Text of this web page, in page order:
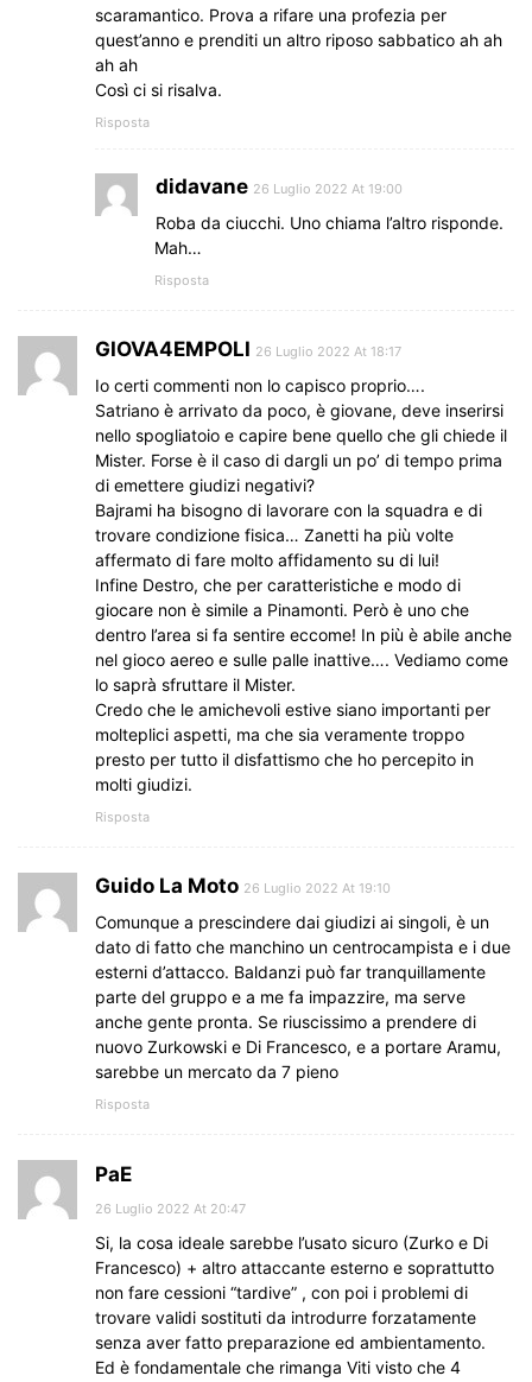
scaramantico. Prova a rifare una profezia per
quest’anno e prenditi un altro riposo sabbatico ah ah
ah ah
Così ci si risalva.
Risposta
didavane 26 Luglio 2022 At 19:00
Roba da ciucchi. Uno chiama l’altro risponde.
Mah…
Risposta
GIOVA4EMPOLI 26 Luglio 2022 At 18:17
Io certi commenti non lo capisco proprio….
Satriano è arrivato da poco, è giovane, deve inserirsi
nello spogliatoio e capire bene quello che gli chiede il
Mister. Forse è il caso di dargli un po’ di tempo prima
di emettere giudizi negativi?
Bajrami ha bisogno di lavorare con la squadra e di
trovare condizione fisica… Zanetti ha più volte
affermato di fare molto affidamento su di lui!
Infine Destro, che per caratteristiche e modo di
giocare non è simile a Pinamonti. Però è uno che
dentro l’area si fa sentire eccome! In più è abile anche
nel gioco aereo e sulle palle inattive…. Vediamo come
lo saprà sfruttare il Mister.
Credo che le amichevoli estive siano importanti per
molteplici aspetti, ma che sia veramente troppo
presto per tutto il disfattismo che ho percepito in
molti giudizi.
Risposta
Guido La Moto 26 Luglio 2022 At 19:10
Comunque a prescindere dai giudizi ai singoli, è un
dato di fatto che manchino un centrocampista e i due
esterni d’attacco. Baldanzi può far tranquillamente
parte del gruppo e a me fa impazzire, ma serve
anche gente pronta. Se riuscissimo a prendere di
nuovo Zurkowski e Di Francesco, e a portare Aramu,
sarebbe un mercato da 7 pieno
Risposta
PaE
26 Luglio 2022 At 20:47
Si, la cosa ideale sarebbe l’usato sicuro (Zurko e Di
Francesco) + altro attaccante esterno e soprattutto
non fare cessioni “tardive” , con poi i problemi di
trovare validi sostituti da introdurre forzatamente
senza aver fatto preparazione ed ambientamento.
Ed è fondamentale che rimanga Viti visto che 4